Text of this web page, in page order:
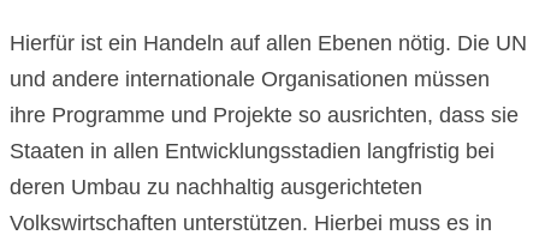
Hierfür ist ein Handeln auf allen Ebenen nötig. Die UN
und andere internationale Organisationen müssen
ihre Programme und Projekte so ausrichten, dass sie
Staaten in allen Entwicklungsstadien langfristig bei
deren Umbau zu nachhaltig ausgerichteten
Volkswirtschaften unterstützen. Hierbei muss es in